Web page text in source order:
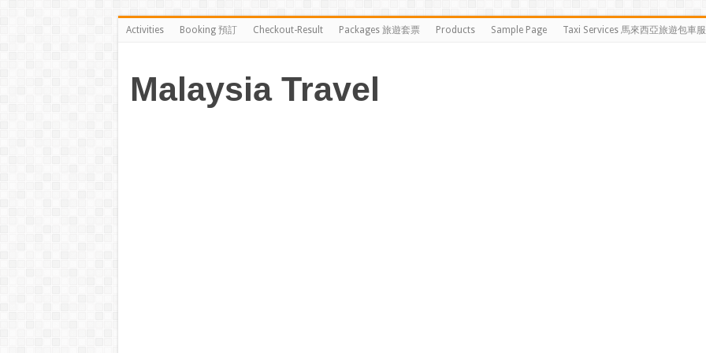
Activities Booking 預訂 Checkout-Result Packages 旅遊套票 Products Sample Page Taxi Services 馬來西亞旅遊包車
Malaysia Travel